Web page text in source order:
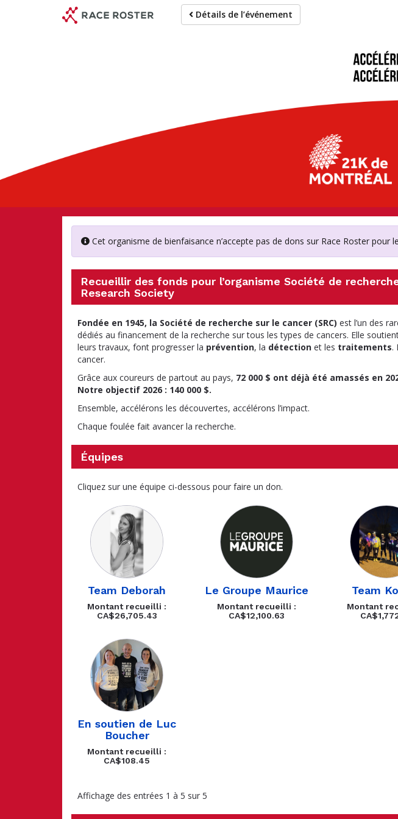
Détails de l’événement
Société de
Cet organisme de bienfaisance n’accepte pas de dons sur Race Roster pour
Recueillir des fonds pour l’organisme Société de
Research Society
Fondée en 1945, la Société de recherche sur le cancer (SRC) est l’un des
dédiés au financement de la recherche sur tous les types de cancers. Elle
leurs travaux, font progresser la prévention, la détection et les traitements.
cancer.
Grâce aux coureurs de partout au pays, 72 000 $ ont déjà été amassés en
Notre objectif 2026 : 140 000 $.
Ensemble, accélérons les découvertes, accélérons l’impact.
Chaque foulée fait avancer la recherche.
Équipes
Cliquez sur une équipe ci-dessous pour faire un don.
Team Deborah
Montant recueilli :
CA$26,705.43
Le Groupe Maurice
Montant recueilli :
CA$12,100.63
Team
Montant
En soutien de Luc
Boucher
Montant recueilli :
CA$108.45
Affichage des entrées 1 à 5 sur 5